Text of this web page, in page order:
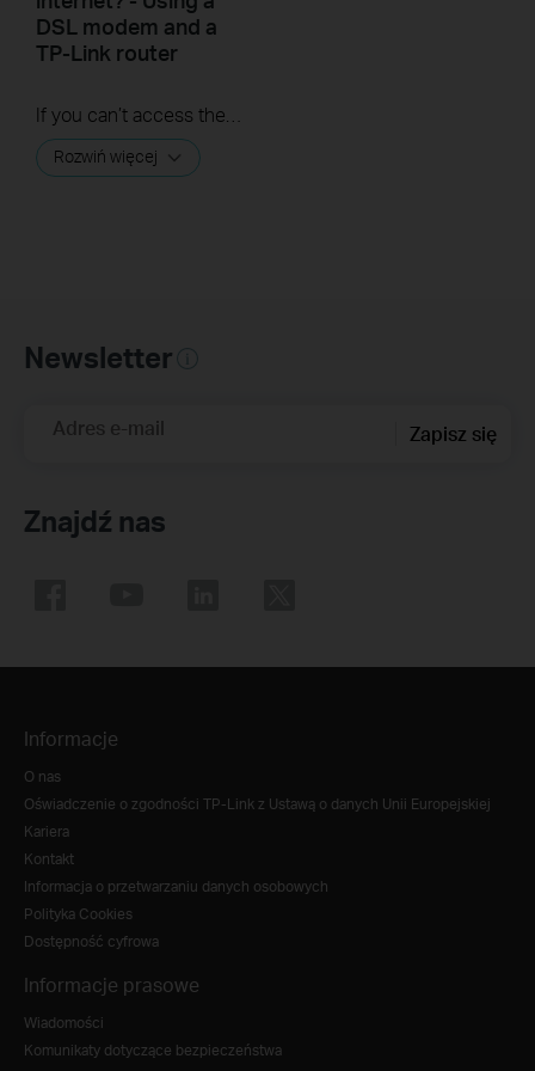
DSL modem and a
TP-Link router
Rozwiń więcej
Newsletter
Adres e-mail Zapisz się
Znajdź nas
Informacje
O nas
Oświadczenie o zgodności TP-Link z Ustawą o danych Unii Europejskiej
Kariera
Kontakt
Informacja o przetwarzaniu danych osobowych
Polityka Cookies
Dostępność cyfrowa
Informacje prasowe
Wiadomości
Komunikaty dotyczące bezpieczeństwa